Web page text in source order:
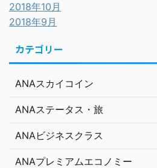
2018年10月
2018年9月
カテゴリー
ANAスカイコイン
ANAステータス・旅
ANAビジネスクラス
ANAプレミアムエコノミー